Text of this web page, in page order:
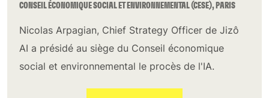
CONSEIL ÉCONOMIQUE SOCIAL ET ENVIRONNEMENTAL (CESE), PARIS
Nicolas Arpagian, Chief Strategy Officer de Jizô
AI a présidé au siège du Conseil économique
social et environnemental le procès de l'IA.